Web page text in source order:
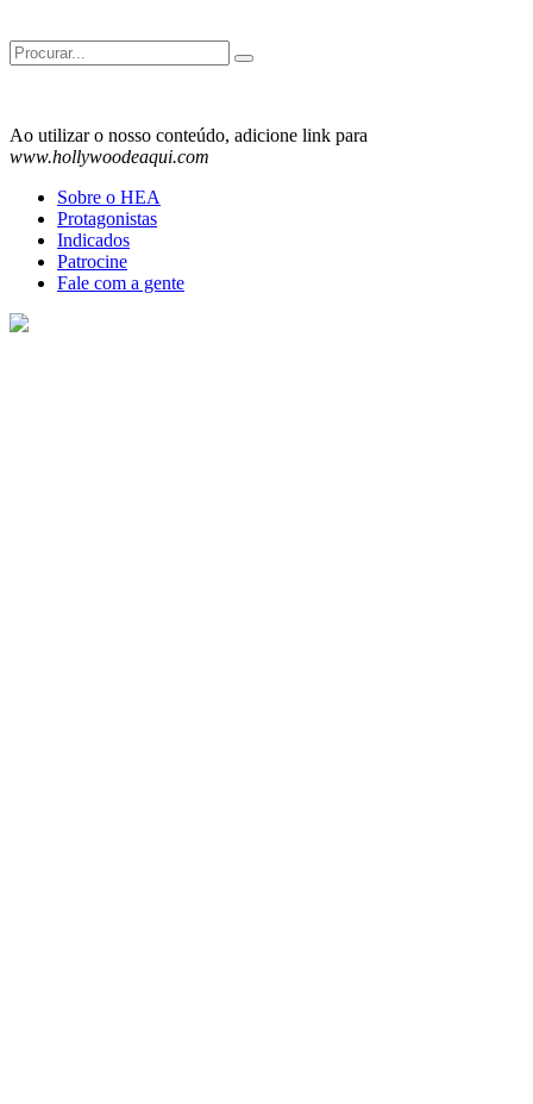
Search
for:
Ao utilizar o nosso conteúdo, adicione link para
www.hollywoodeaqui.com
Sobre o HEA
Protagonistas
Indicados
Patrocine
Fale com a gente